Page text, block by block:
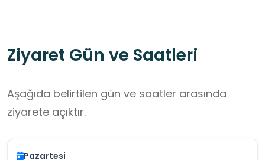
Ziyaret Gün ve Saatleri
Aşağıda belirtilen gün ve saatler arasında
ziyarete açıktır.
Pazartesi